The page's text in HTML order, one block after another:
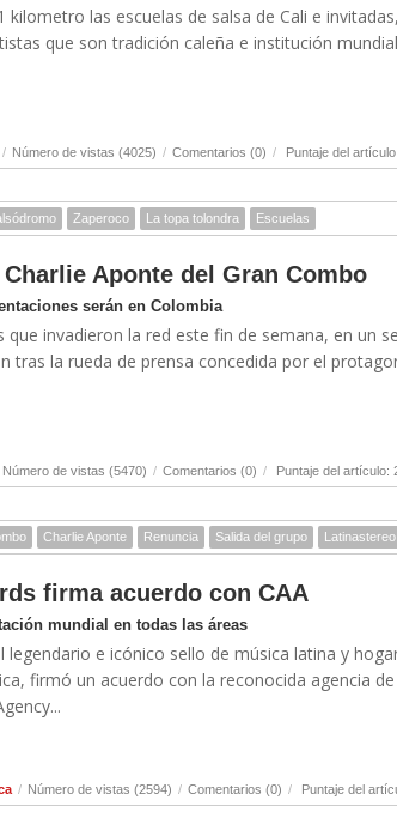
kilometro las escuelas de salsa de Cali e
que son tradición caleña e institución
/ Número de vistas (4025) / Comentarios (0) / Puntaje del
Zaperoco La topa tolondra Escuelas
Aponte del Gran Combo
serán en Colombia
que invadieron la red este fin de semana, en un
tras la rueda de prensa concedida por el
Número de vistas (5470) / Comentarios (0) / Puntaje del artículo:
Charlie Aponte Renuncia Salida del grupo
firma acuerdo con CAA
mundial en todas las áreas
legendario e icónico sello de música latina y
firmó un acuerdo con la reconocida agencia
/ Número de vistas (2594) / Comentarios (0) / Puntaje del